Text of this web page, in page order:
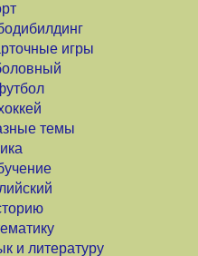
игры
темы
и литературу